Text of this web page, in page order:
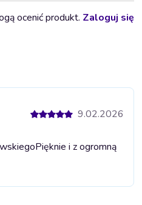
ocenić produkt. Zaloguj się
9.02.2026
Pięknie i z ogromną